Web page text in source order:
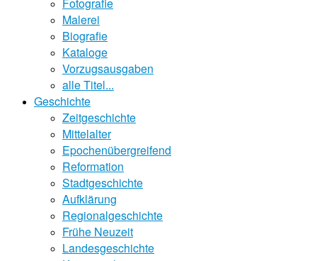
Malerei
Biografie
Kataloge
Vorzugsausgaben
alle Titel...
Geschichte
Zeitgeschichte
Mittelalter
Epochenübergreifend
Reformation
Stadtgeschichte
Aufklärung
Regionalgeschichte
Frühe Neuzeit
Landesgeschichte